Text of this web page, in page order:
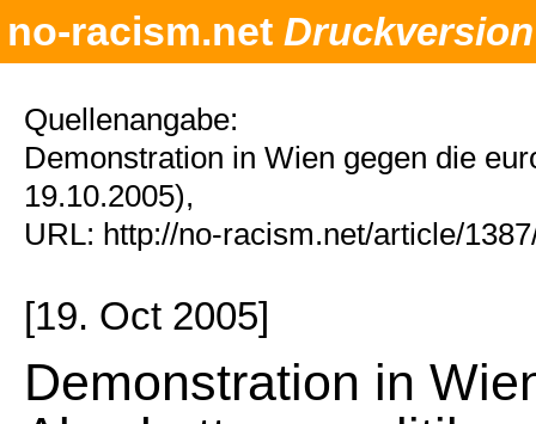
no-racism.net Druckversion
Quellenangabe:
Demonstration in Wien gegen die
19.10.2005),
URL: http://no-racism.net/article/
[19. Oct 2005]
Demonstration in